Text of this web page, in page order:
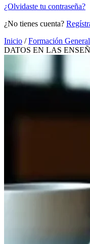
¿Olvidaste tu contraseña?
¿No tienes cuenta?
Inicio / Formación
DATOS EN LAS